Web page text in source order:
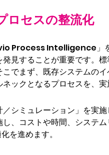
ロセスの整流化
Process Intelligence」を
見することが重要です。
でまず、既存システムの
ックとなるプロセスを、
シミュレーション」を実
、コストや時間、システ
を進めます。